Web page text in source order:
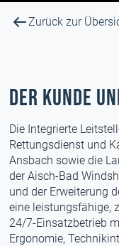
Zurück zur
Der Kunde
Die Integrierte
Rettungsdienst und
Ansbach sowie die
der Aisch-Bad
und der Erweiterung
eine leistungsfähige,
24/7-Einsatzbetrieb
Ergonomie,